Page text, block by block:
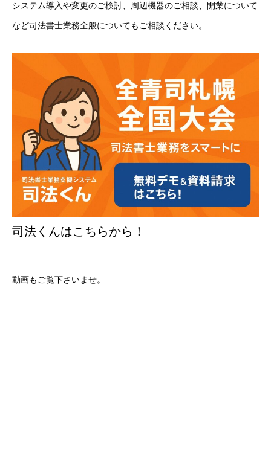
システム導入や変更のご検討、周辺機器のご相談、開業について
など司法書士業務全般についてもご相談ください。
司法くんはこちらから！
動画もご覧下さいませ。